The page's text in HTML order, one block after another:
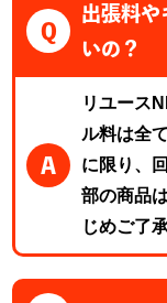
Q
出張料や
いの？
A
リユース
ル料は全
に限り、
部の商品
じめご了